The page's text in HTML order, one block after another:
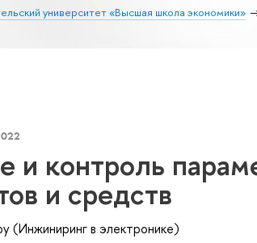
университет «Высшая школа экономики»
и контроль
и средств
(Инжиниринг в электронике)